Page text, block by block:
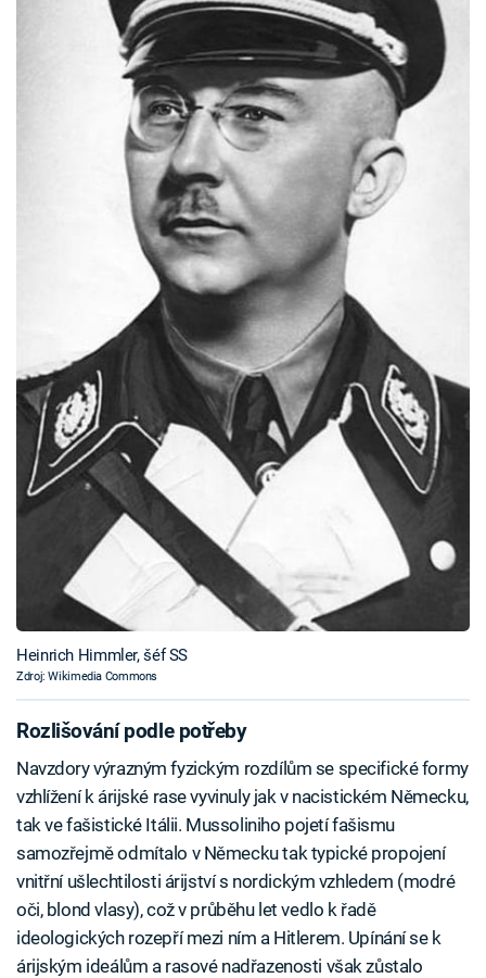
Heinrich Himmler, šéf SS
Zdroj: Wikimedia Commons
Rozlišování podle potřeby
Navzdory výrazným fyzickým rozdílům se specifické formy
vzhlížení k árijské rase vyvinuly jak v nacistickém Německu,
tak ve fašistické Itálii. Mussoliniho pojetí fašismu
samozřejmě odmítalo v Německu tak typické propojení
vnitřní ušlechtilosti árijství s nordickým vzhledem (modré
oči, blond vlasy), což v průběhu let vedlo k řadě
ideologických rozepří mezi ním a Hitlerem. Upínání se k
árijským ideálům a rasové nadřazenosti však zůstalo